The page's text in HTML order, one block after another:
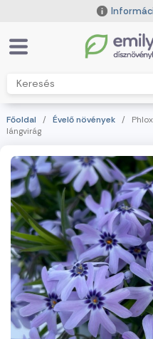
Főoldal / Évelő növények / Phlox
lángvirág